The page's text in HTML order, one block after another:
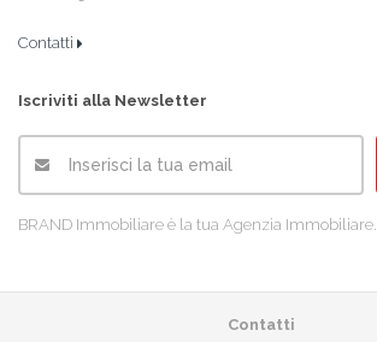
Contatti
Iscriviti alla Newsletter
BRAND Immobiliare è la tua Agenzia Immobiliare.
Contatti